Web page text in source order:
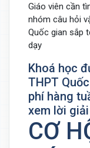
Giáo viên cần
nhóm câu hỏi
Quốc gian sắp
dạy
Khoá học
THPT
phí hàng
xem lời
CƠ